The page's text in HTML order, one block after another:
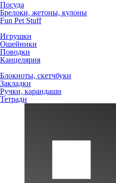
Посуда
Брелоки, жетоны, кулоны
Fun Pet Stuff
Игрушки
Ошейники
Поводки
Канцелярия
Блокноты, скетчбуки
Закладки
Ручки, карандаши
Тетради